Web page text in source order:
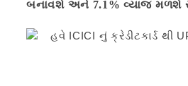
બનાવશે અને 7.1% વ્યાજ મળશે